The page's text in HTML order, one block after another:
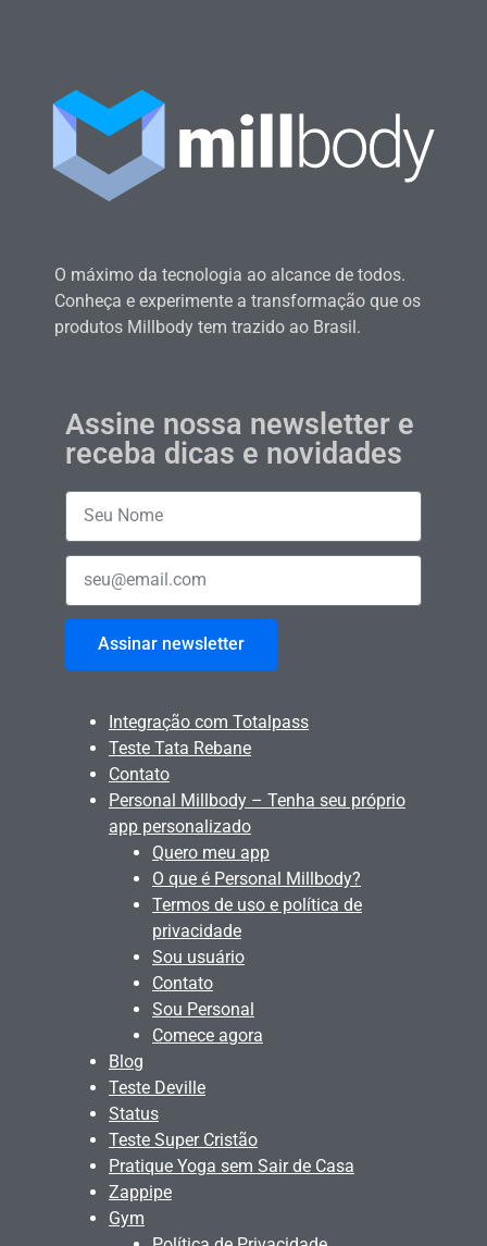
O máximo da tecnologia ao alcance de todos.
Conheça e experimente a transformação que os
produtos Millbody tem trazido ao Brasil.
Assine nossa newsletter e
receba dicas e novidades
Assinar newsletter
Integração com Totalpass
Teste Tata Rebane
Contato
Personal Millbody – Tenha seu próprio
app personalizado
Quero meu app
O que é Personal Millbody?
Termos de uso e política de
privacidade
Sou usuário
Contato
Sou Personal
Comece agora
Blog
Teste Deville
Status
Teste Super Cristão
Pratique Yoga sem Sair de Casa
Zappipe
Gym